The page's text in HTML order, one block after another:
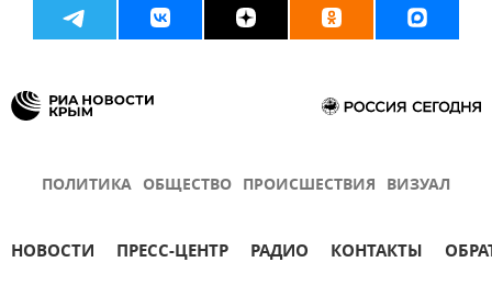
ПОЛИТИКА ОБЩЕСТВО ПРОИСШЕСТВИЯ ВИЗУАЛ
НОВОСТИ ПРЕСС-ЦЕНТР РАДИО КОНТАКТЫ